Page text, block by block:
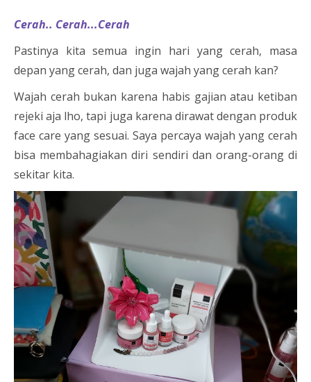
Cerah.. Cerah...Cerah
Pastinya kita semua ingin hari yang cerah, masa
depan yang cerah, dan juga wajah yang cerah kan?
Wajah cerah bukan karena habis gajian atau ketiban
rejeki aja lho, tapi juga karena dirawat dengan produk
face care yang sesuai. Saya percaya wajah yang cerah
bisa membahagiakan diri sendiri dan orang-orang di
sekitar kita.